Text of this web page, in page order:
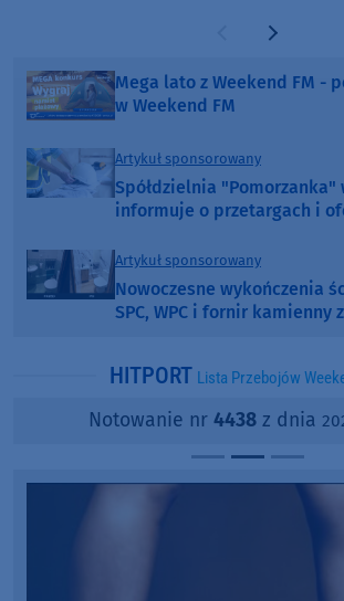
Poprzednia
Mega lato z Weekend FM -
w Weekend FM
Artykuł sponsorowany
Spółdzielnia "Pomorzanka"
informuje o przetargach i
Artykuł sponsorowany
Nowoczesne wykończenia
SPC, WPC i fornir kamienny
HITPORT Lista Przebojów
Notowanie nr 4438z dnia